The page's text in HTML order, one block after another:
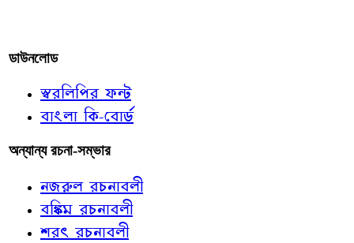
ডাউনলোড
স্বরলিপির ফন্ট
বাংলা কি-বোর্ড
অন্যান্য রচনা-সম্ভার
নজরুল রচনাবলী
বঙ্কিম রচনাবলী
শরৎ রচনাবলী